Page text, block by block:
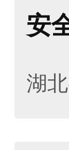
安
湖